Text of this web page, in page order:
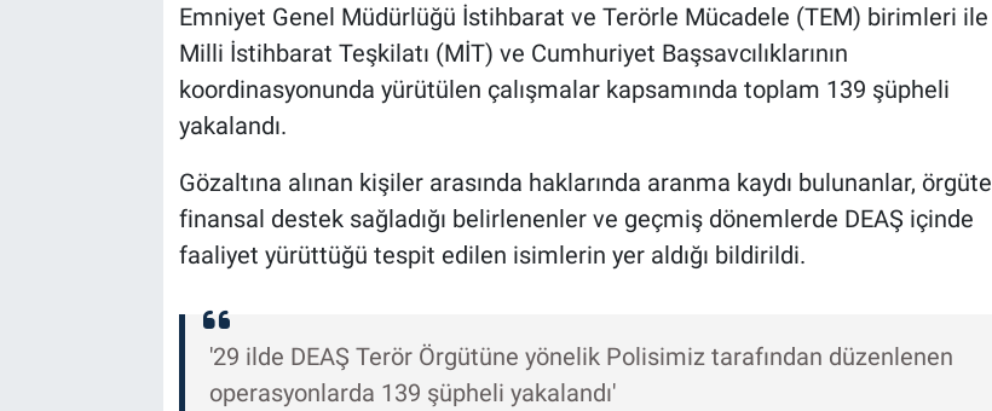
Emniyet Genel Müdürlüğü İstihbarat ve Terörle Mücadele (TEM) birimleri ile
Milli İstihbarat Teşkilatı (MİT) ve Cumhuriyet Başsavcılıklarının
koordinasyonunda yürütülen çalışmalar kapsamında toplam 139 şüpheli
yakalandı.
Gözaltına alınan kişiler arasında haklarında aranma kaydı bulunanlar, örgüte
finansal destek sağladığı belirlenenler ve geçmiş dönemlerde DEAŞ içinde
faaliyet yürüttüğü tespit edilen isimlerin yer aldığı bildirildi.
'29 ilde DEAŞ Terör Örgütüne yönelik Polisimiz tarafından düzenlenen
operasyonlarda 139 şüpheli yakalandı'